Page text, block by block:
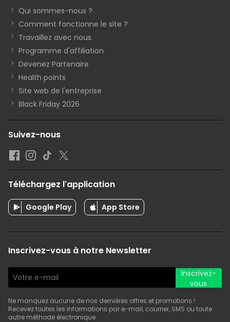
Qui sommes-nous ?
Comment fonctionne le site ?
Travaillez avec nous
Programme d'affiliation
Devenez Partenaire
Health points
Site web de l'entreprise
Black Friday 2026
Suivez-nous
Téléchargez l'application
Google Play App Store
Inscrivez-vous à notre Newsletter
Inscrivez-
vous
Ne manquez aucune de nos dernières offres et promotions !
Recevez toutes les informations par e-mail, courrier, SMS ou toute
autre méthode électronique